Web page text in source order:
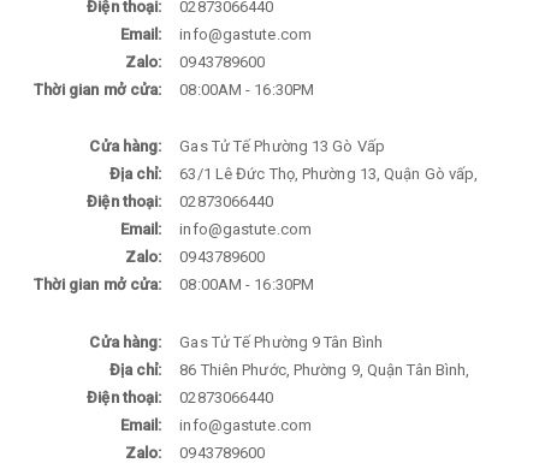
Điện thoại:
02873066440
Email:
info@gastute.com
Zalo:
0943789600
Thời gian mở cửa:
08:00AM - 16:30PM
Cửa hàng:
Gas Tử Tế Phường 13 Gò Vấp
Địa chỉ:
63/1 Lê Đức Thọ, Phường 13, Quận Gò vấp,
Điện thoại:
02873066440
Email:
info@gastute.com
Zalo:
0943789600
Thời gian mở cửa:
08:00AM - 16:30PM
Cửa hàng:
Gas Tử Tế Phường 9 Tân Bình
Địa chỉ:
86 Thiên Phước, Phường 9, Quận Tân Bình,
Điện thoại:
02873066440
Email:
info@gastute.com
Zalo:
0943789600